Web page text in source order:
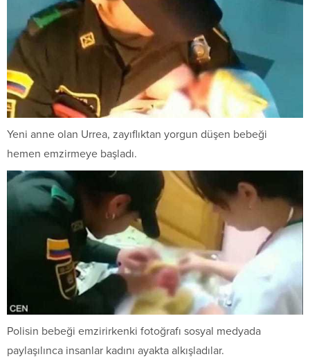
Yeni anne olan Urrea, zayıflıktan yorgun düşen bebeği
hemen emzirmeye başladı.
Polisin bebeği emzirirkenki fotoğrafı sosyal medyada
paylaşılınca insanlar kadını ayakta alkışladılar.